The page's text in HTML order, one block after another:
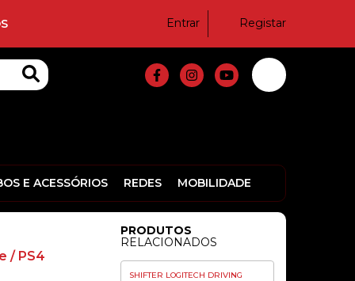
Entrar Registar
E ACESSÓRIOS REDES MOBILIDADE
/ PS4
PRODUTOS
RELACIONADOS
EVO 30 ALCANTARA
SHIFTER LOGITECH DRIVING